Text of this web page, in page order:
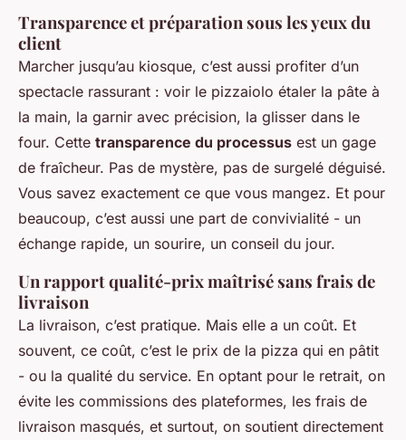
Transparence et préparation sous les yeux du
client
Marcher jusqu’au kiosque, c’est aussi profiter d’un
spectacle rassurant : voir le pizzaiolo étaler la pâte à
la main, la garnir avec précision, la glisser dans le
four. Cette transparence du processus est un gage
de fraîcheur. Pas de mystère, pas de surgelé déguisé.
Vous savez exactement ce que vous mangez. Et pour
beaucoup, c’est aussi une part de convivialité - un
échange rapide, un sourire, un conseil du jour.
Un rapport qualité-prix maîtrisé sans frais de
livraison
La livraison, c’est pratique. Mais elle a un coût. Et
souvent, ce coût, c’est le prix de la pizza qui en pâtit
- ou la qualité du service. En optant pour le retrait, on
évite les commissions des plateformes, les frais de
livraison masqués, et surtout, on soutient directement